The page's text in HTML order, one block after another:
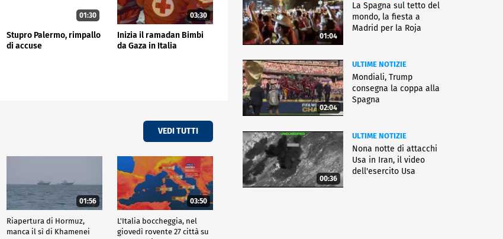
01:30
Stupro Palermo, rimpallo
di accuse
03:30
Inizia il ramadan Bimbi
da Gaza in Italia
VEDI TUTTI
01:56
Riapertura di Hormuz,
manca il sì di Khamenei
03:50
L'Italia boccheggia, nel
giovedì rovente 27 città su
01:04
La Spagna sul tetto del
mondo, la fiesta a
Madrid per la Roja
02:04
ULTIME NOTIZIE
Mondiali, Trump
consegna la coppa alla
Spagna
00:36
ULTIME NOTIZIE
Nona notte di attacchi
Usa in Iran, il video
dell'esercito Usa